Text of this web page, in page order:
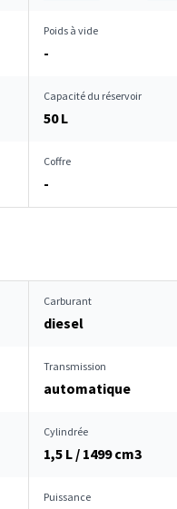
Poids à vide
-
Capacité du réservoir
50 L
Coffre
-
Carburant
diesel
Transmission
automatique
Cylindrée
1,5 L / 1499 cm3
Puissance